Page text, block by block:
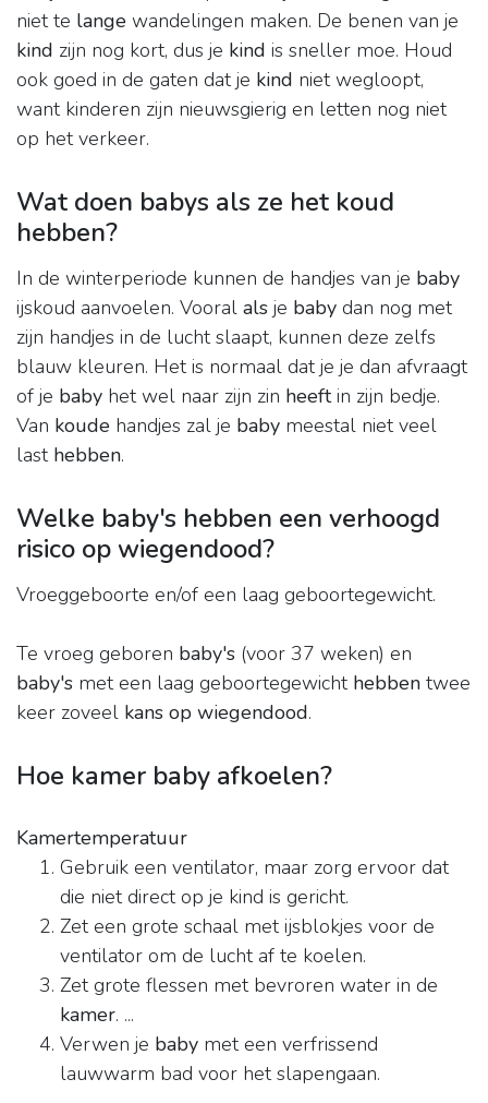
niet te lange wandelingen maken. De benen van je
kind zijn nog kort, dus je kind is sneller moe. Houd
ook goed in de gaten dat je kind niet wegloopt,
want kinderen zijn nieuwsgierig en letten nog niet
op het verkeer.
Wat doen babys als ze het koud
hebben?
In de winterperiode kunnen de handjes van je baby
ijskoud aanvoelen. Vooral als je baby dan nog met
zijn handjes in de lucht slaapt, kunnen deze zelfs
blauw kleuren. Het is normaal dat je je dan afvraagt
of je baby het wel naar zijn zin heeftin zijn bedje.
Van koude handjes zal je baby meestal niet veel
last hebben.
Welke baby's hebben een verhoogd
risico op wiegendood?
Vroeggeboorte en/of een laag geboortegewicht.
Te vroeg geboren baby's (voor 37 weken) en
baby's met een laag geboortegewicht hebben twee
keer zoveel kans op wiegendood.
Hoe kamer baby afkoelen?
Kamertemperatuur
Gebruik een ventilator, maar zorg ervoor dat
die niet direct op je kind is gericht.
Zet een grote schaal met ijsblokjes voor de
ventilator om de lucht af te koelen.
Zet grote flessen met bevroren water in de
kamer. ...
Verwen je baby met een verfrissend
lauwwarm bad voor het slapengaan.